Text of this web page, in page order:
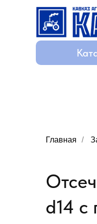
Главная /
d14 с